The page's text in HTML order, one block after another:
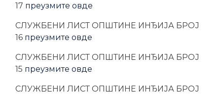
17 преузмите овде
CЛУЖБЕНИ ЛИСТ ОПШТИНЕ ИНЂИЈА БРОЈ
16 преузмите овде
CЛУЖБЕНИ ЛИСТ ОПШТИНЕ ИНЂИЈА БРОЈ
15 преузмите овде
CЛУЖБЕНИ ЛИСТ ОПШТИНЕ ИНЂИЈА БРОЈ